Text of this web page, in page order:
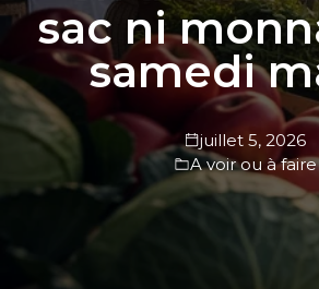
sac ni
samedi
juillet 5, 2026
A voir ou à faire